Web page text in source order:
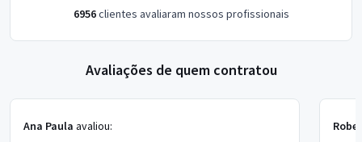
6956clientes avaliaram nossos profissionais
Avaliações de quem contratou
Ana Paula avaliou: